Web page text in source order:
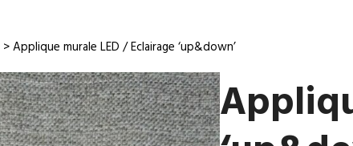
> Applique murale LED / Eclairage ‘up&down’